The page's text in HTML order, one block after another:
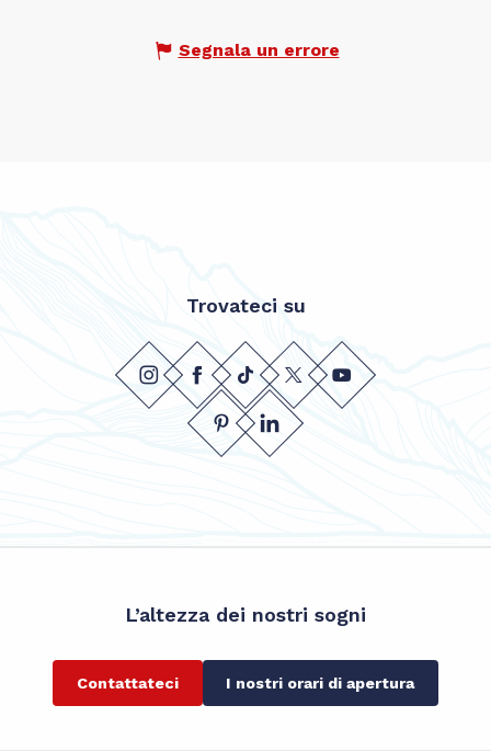
Segnala un errore
Trovateci su
L’altezza dei nostri sogni
Contattateci I nostri orari di apertura